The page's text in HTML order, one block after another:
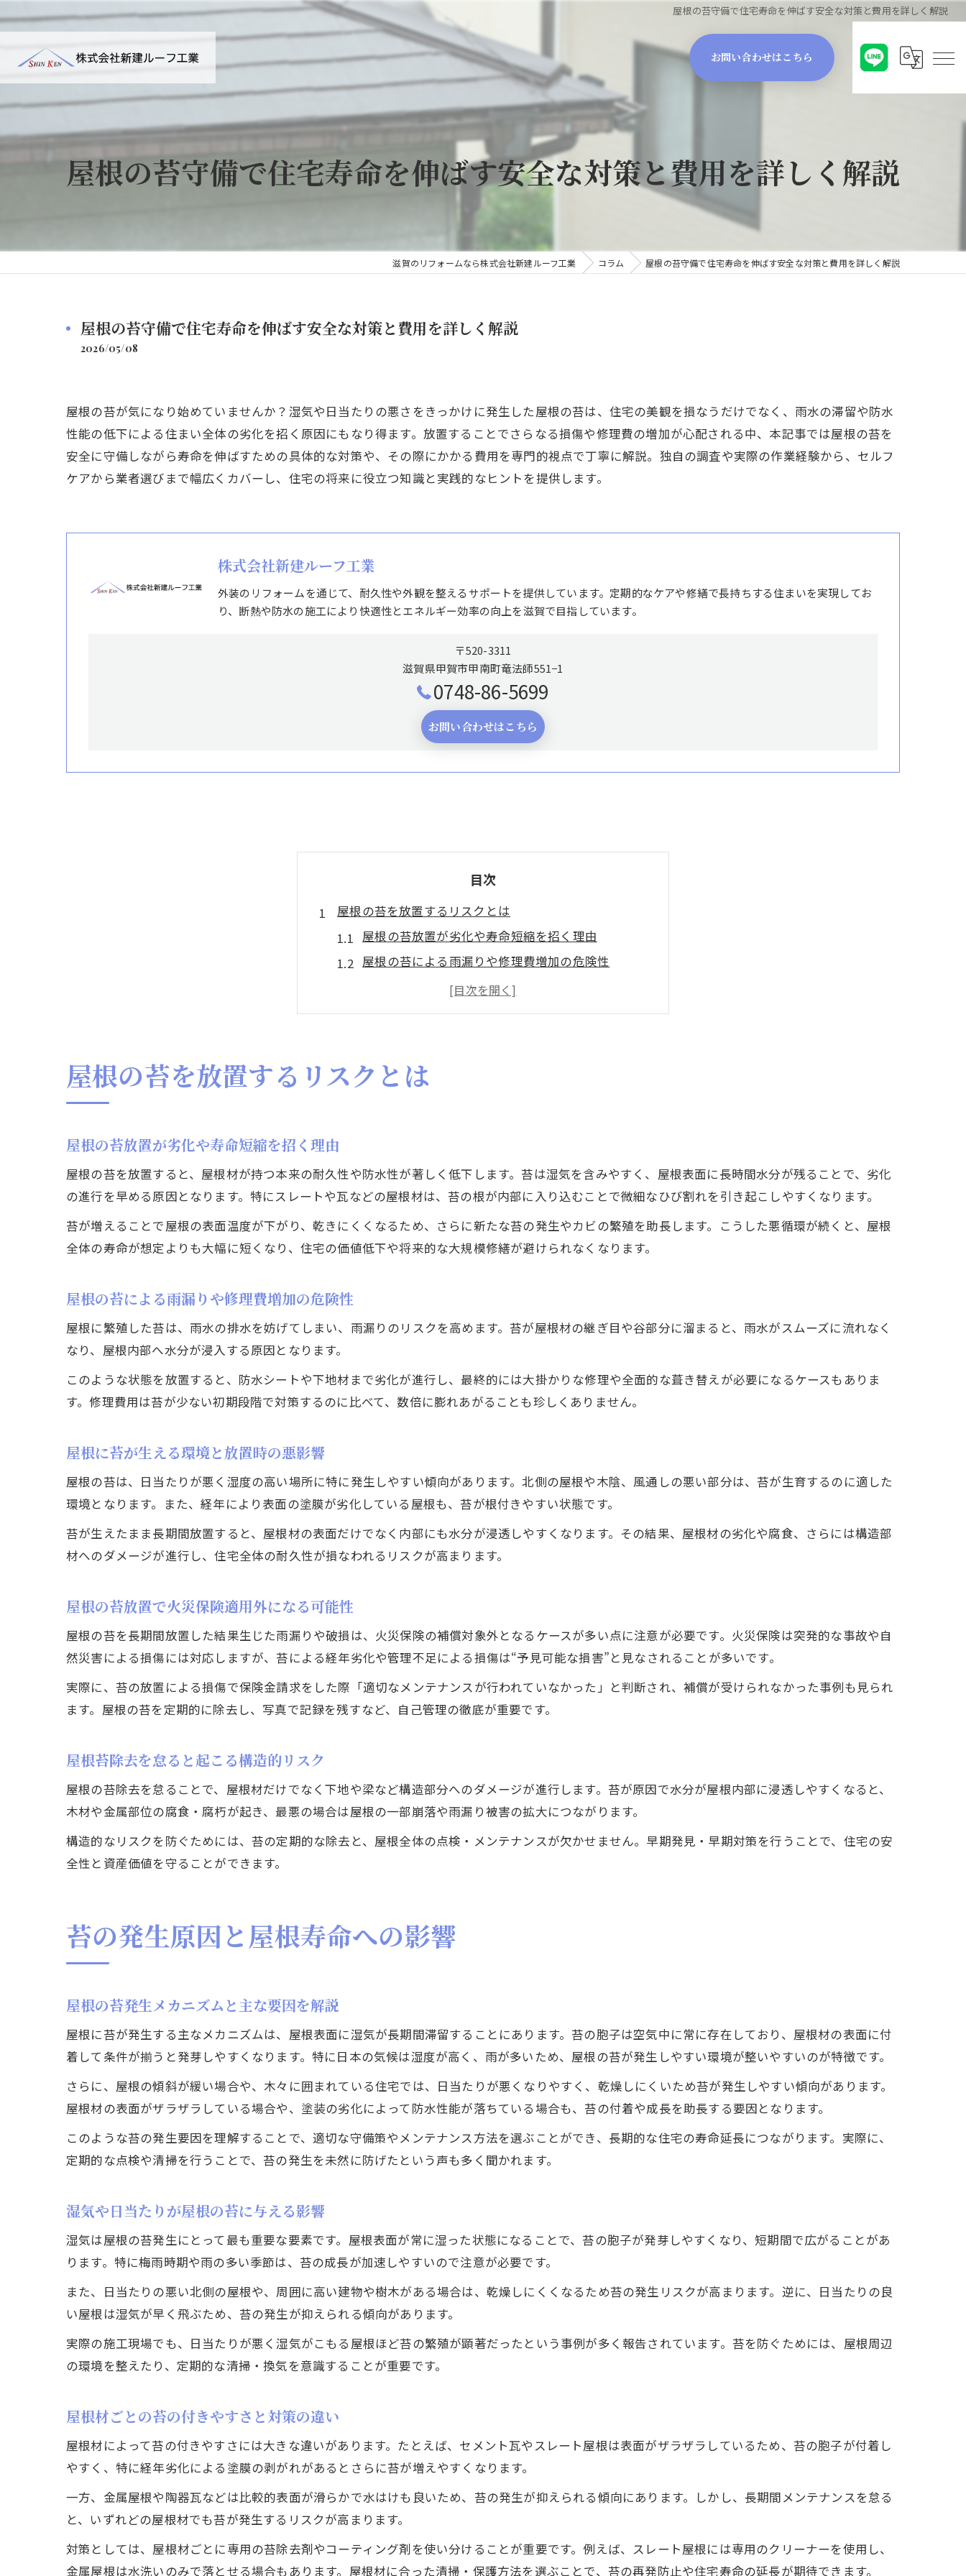
屋根の苔守備で住宅寿命を伸ばす安全な対策と費用を詳しく解説
お問い合わせはこちら
屋根の苔守備で住宅寿命を伸ばす安全な対策と費用を詳しく解説
滋賀のリフォームなら株式会社新建ルーフ工業 コラム 屋根の苔守備で住宅寿命を伸ばす安全な対策と費用を詳しく解説
屋根の苔守備で住宅寿命を伸ばす安全な対策と費用を詳しく解説
2026/05/08
屋根の苔が気になり始めていませんか？湿気や日当たりの悪さをきっかけに発生した屋根の苔は、住宅の美観を損なうだけでなく、雨水の滞留や防水
性能の低下による住まい全体の劣化を招く原因にもなり得ます。放置することでさらなる損傷や修理費の増加が心配される中、本記事では屋根の苔を
安全に守備しながら寿命を伸ばすための具体的な対策や、その際にかかる費用を専門的視点で丁寧に解説。独自の調査や実際の作業経験から、セルフ
ケアから業者選びまで幅広くカバーし、住宅の将来に役立つ知識と実践的なヒントを提供します。
株式会社新建ルーフ工業
外装のリフォームを通じて、耐久性や外観を整えるサポートを提供しています。定期的なケアや修繕で長持ちする住まいを実現してお
り、断熱や防水の施工により快適性とエネルギー効率の向上を滋賀で目指しています。
〒520-3311
滋賀県甲賀市甲南町竜法師551−1
0748-86-5699
お問い合わせはこちら
目次
屋根の苔を放置するリスクとは
屋根の苔放置が劣化や寿命短縮を招く理由
屋根の苔による雨漏りや修理費増加の危険性
屋根に苔が生える環境と放置時の悪影響
屋根の苔放置で火災保険適用外になる可能性
苔の発生原因と屋根寿命への影響
屋根の苔発生メカニズムと主な要因を解説
屋根に苔が生える理由と経年劣化の関係
屋根の苔を取る方法とDIYクリーニングの流れ
屋根の苔除去DIYで効果を高めるコツ
屋根苔除去費用の相場と内訳を詳しく解説
屋根の苔対策で費用を抑える選択肢と注意点
屋根の苔対策費用に火災保険が使えるケース
火災保険と屋根の苔メンテナンスの関係
屋根の苔が火災保険適用に与える影響とは
屋根の苔除去と火災保険申請のポイント解説
屋根の苔メンテナンスと保険の適用範囲を知る
住宅を守るための苔予防と定期ケアのポイント
屋根の苔予防と定期メンテナンスで寿命延長
屋根の苔を防ぐための日常ケアと点検方法
屋根の苔予防と費用を抑えるコツまとめ
屋根の苔を放置するリスクとは
屋根の苔放置が劣化や寿命短縮を招く理由
屋根の苔を放置すると、屋根材が持つ本来の耐久性や防水性が著しく低下します。苔は湿気を含みやすく、屋根表面に長時間水分が残ることで、劣化
の進行を早める原因となります。特にスレートや瓦などの屋根材は、苔の根が内部に入り込むことで微細なひび割れを引き起こしやすくなります。
苔が増えることで屋根の表面温度が下がり、乾きにくくなるため、さらに新たな苔の発生やカビの繁殖を助長します。こうした悪循環が続くと、屋根
全体の寿命が想定よりも大幅に短くなり、住宅の価値低下や将来的な大規模修繕が避けられなくなります。
屋根の苔による雨漏りや修理費増加の危険性
屋根に繁殖した苔は、雨水の排水を妨げてしまい、雨漏りのリスクを高めます。苔が屋根材の継ぎ目や谷部分に溜まると、雨水がスムーズに流れなく
なり、屋根内部へ水分が浸入する原因となります。
このような状態を放置すると、防水シートや下地材まで劣化が進行し、最終的には大掛かりな修理や全面的な葺き替えが必要になるケースもありま
す。修理費用は苔が少ない初期段階で対策するのに比べて、数倍に膨れあがることも珍しくありません。
屋根に苔が生える環境と放置時の悪影響
屋根の苔は、日当たりが悪く湿度の高い場所に特に発生しやすい傾向があります。北側の屋根や木陰、風通しの悪い部分は、苔が生育するのに適した
環境となります。また、経年により表面の塗膜が劣化している屋根も、苔が根付きやすい状態です。
苔が生えたまま長期間放置すると、屋根材の表面だけでなく内部にも水分が浸透しやすくなります。その結果、屋根材の劣化や腐食、さらには構造部
材へのダメージが進行し、住宅全体の耐久性が損なわれるリスクが高まります。
屋根の苔放置で火災保険適用外になる可能性
屋根の苔を長期間放置した結果生じた雨漏りや破損は、火災保険の補償対象外となるケースが多い点に注意が必要です。火災保険は突発的な事故や自
然災害による損傷には対応しますが、苔による経年劣化や管理不足による損傷は“予見可能な損害”と見なされることが多いです。
実際に、苔の放置による損傷で保険金請求をした際「適切なメンテナンスが行われていなかった」と判断され、補償が受けられなかった事例も見られ
ます。屋根の苔を定期的に除去し、写真で記録を残すなど、自己管理の徹底が重要です。
屋根苔除去を怠ると起こる構造的リスク
屋根の苔除去を怠ることで、屋根材だけでなく下地や梁など構造部分へのダメージが進行します。苔が原因で水分が屋根内部に浸透しやすくなると、
木材や金属部位の腐食・腐朽が起き、最悪の場合は屋根の一部崩落や雨漏り被害の拡大につながります。
構造的なリスクを防ぐためには、苔の定期的な除去と、屋根全体の点検・メンテナンスが欠かせません。早期発見・早期対策を行うことで、住宅の安
全性と資産価値を守ることができます。
苔の発生原因と屋根寿命への影響
屋根の苔発生メカニズムと主な要因を解説
屋根に苔が発生する主なメカニズムは、屋根表面に湿気が長期間滞留することにあります。苔の胞子は空気中に常に存在しており、屋根材の表面に付
着して条件が揃うと発芽しやすくなります。特に日本の気候は湿度が高く、雨が多いため、屋根の苔が発生しやすい環境が整いやすいのが特徴です。
さらに、屋根の傾斜が緩い場合や、木々に囲まれている住宅では、日当たりが悪くなりやすく、乾燥しにくいため苔が発生しやすい傾向があります。
屋根材の表面がザラザラしている場合や、塗装の劣化によって防水性能が落ちている場合も、苔の付着や成長を助長する要因となります。
このような苔の発生要因を理解することで、適切な守備策やメンテナンス方法を選ぶことができ、長期的な住宅の寿命延長につながります。実際に、
定期的な点検や清掃を行うことで、苔の発生を未然に防げたという声も多く聞かれます。
湿気や日当たりが屋根の苔に与える影響
湿気は屋根の苔発生にとって最も重要な要素です。屋根表面が常に湿った状態になることで、苔の胞子が発芽しやすくなり、短期間で広がることがあ
ります。特に梅雨時期や雨の多い季節は、苔の成長が加速しやすいので注意が必要です。
また、日当たりの悪い北側の屋根や、周囲に高い建物や樹木がある場合は、乾燥しにくくなるため苔の発生リスクが高まります。逆に、日当たりの良
い屋根は湿気が早く飛ぶため、苔の発生が抑えられる傾向があります。
実際の施工現場でも、日当たりが悪く湿気がこもる屋根ほど苔の繁殖が顕著だったという事例が多く報告されています。苔を防ぐためには、屋根周辺
の環境を整えたり、定期的な清掃・換気を意識することが重要です。
屋根材ごとの苔の付きやすさと対策の違い
屋根材によって苔の付きやすさには大きな違いがあります。たとえば、セメント瓦やスレート屋根は表面がザラザラしているため、苔の胞子が付着し
やすく、特に経年劣化による塗膜の剥がれがあるとさらに苔が増えやすくなります。
一方、金属屋根や陶器瓦などは比較的表面が滑らかで水はけも良いため、苔の発生が抑えられる傾向にあります。しかし、長期間メンテナンスを怠る
と、いずれどの屋根材でも苔が発生するリスクが高まります。
対策としては、屋根材ごとに専用の苔除去剤やコーティング剤を使い分けることが重要です。例えば、スレート屋根には専用のクリーナーを使用し、
金属屋根は水洗いのみで落とせる場合もあります。屋根材に合った清掃・保護方法を選ぶことで、苔の再発防止や住宅寿命の延長が期待できます。